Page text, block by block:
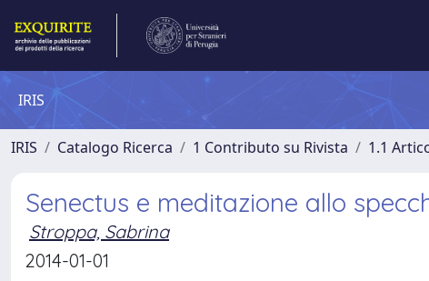
IRIS
IRIS Catalogo Ricerca 1 Contributo su Rivista 1.1
Senectus e meditazione allo
Stroppa, Sabrina
2014-01-01